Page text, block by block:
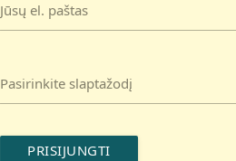
Jūsų el. paštas
Pasirinkite slaptažodį
PRISIJUNGTI